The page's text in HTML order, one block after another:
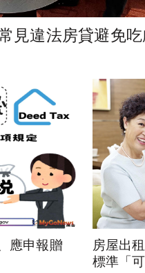
見違法房貸避免
應申報贈
房屋出
標準「